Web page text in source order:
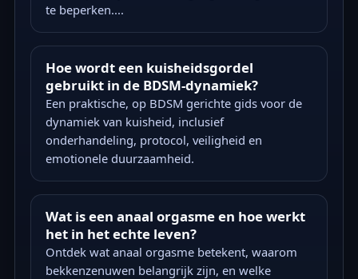
te beperken....
Hoe wordt een kuisheidsgordel
gebruikt in de BDSM-dynamiek?
Een praktische, op BDSM gerichte gids voor de
dynamiek van kuisheid, inclusief
onderhandeling, protocol, veiligheid en
emotionele duurzaamheid.
Wat is een anaal orgasme en hoe werkt
het in het echte leven?
Ontdek wat anaal orgasme betekent, waarom
bekkenzenuwen belangrijk zijn, en welke